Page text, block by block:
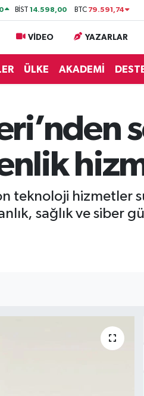
BİST14.598,00 BTC 79.591,74
VİDEO YAZARLAR
ÜLKE AKADEMİ
teknoloji hizmetler
sağlık ve siber